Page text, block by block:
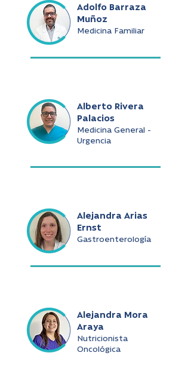
Adolfo Barraza
Muñoz
Medicina Familiar
Alberto Rivera
Palacios
Medicina General -
Urgencia
Alejandra Arias
Ernst
Gastroenterología
Alejandra Mora
Araya
Nutricionista
Oncológica